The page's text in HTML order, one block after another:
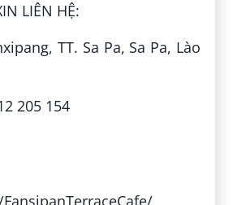
LIÊN HỆ:
TT. Sa Pa, Sa Pa, Lào
205 154